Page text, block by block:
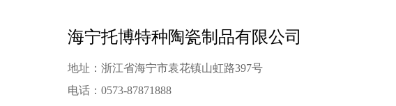
汽车驻车加热器
海宁托博特种陶瓷制品有限公司
地址：浙江省海宁市袁花镇山虹路397号
电话：0573-87871888